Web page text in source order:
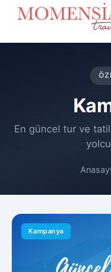
En güncel tur ve
Kampanya